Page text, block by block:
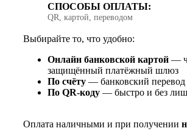
СПОСОБЫ ОПЛАТЫ:
QR, картой, переводом
Выбирайте то, что удобно:
Онлайн банковской картой —
защищённый платёжный шлюз
По счёту — банковский перевод
По QR‑коду — быстро и без
Оплата наличными и при получении